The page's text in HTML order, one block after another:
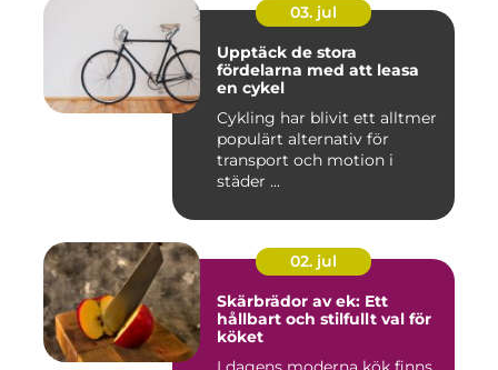
03. jul
Upptäck de stora
fördelarna med att leasa
en cykel
Cykling har blivit ett alltmer
populärt alternativ för
transport och motion i
städer ...
02. jul
Skärbrädor av ek: Ett
hållbart och stilfullt val för
köket